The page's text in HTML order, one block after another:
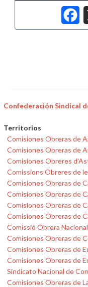
Confederación Sindical
Territorios
Comisiones Obreras de
Comisiones Obreras de
Comisiones Obreres
Comissions Obreres de
Comisiones Obreras de
Comisiones Obreras de
Comisiones Obreras de
Comisiones Obreras de
Comissió Obrera
Comisiones Obreras de
Comisiones Obreras de
Comisiones Obreras de
Sindicato Nacional de
Comisiones Obreras de